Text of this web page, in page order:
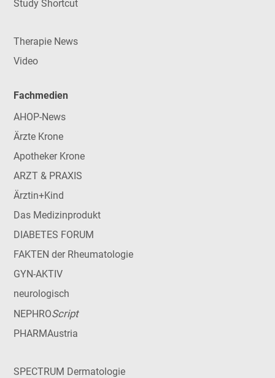
Study Shortcut
Therapie News
Video
Fachmedien
AHOP-News
Ärzte Krone
Apotheker Krone
ARZT & PRAXIS
Ärztin+Kind
Das Medizinprodukt
DIABETES FORUM
FAKTEN der Rheumatologie
GYN-AKTIV
neurologisch
NEPHROScript
PHARMAustria
SPECTRUM Dermatologie